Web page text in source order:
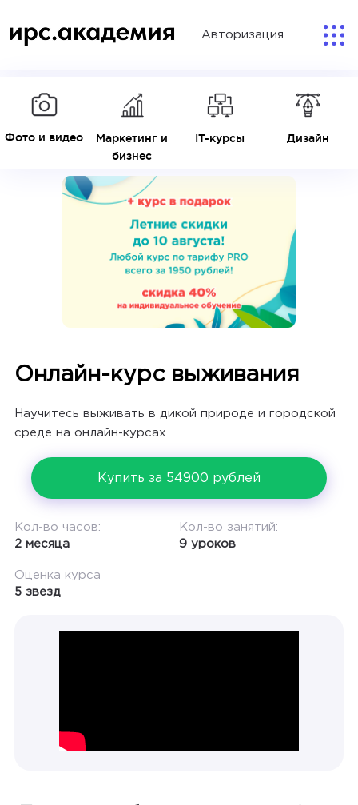
Авторизация
Фото и видео
Маркетинг и
бизнес
IT-курсы Дизайн
Онлайн-курс выживания
Научитесь выживать в дикой природе и городской
среде на онлайн-курсах
Купить за 54900 рублей
Кол-во часов:
2 месяца
Кол-во занятий:
9 уроков
Оценка курса
5 звезд